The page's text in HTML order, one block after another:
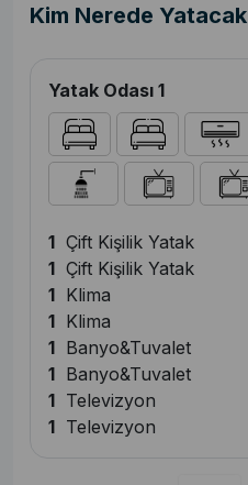
Kim Nerede Yatacak
Yatak Odası 1
1 Çift Kişilik Yatak
1 Çift Kişilik Yatak
1 Klima
1 Klima
1 Banyo&Tuvalet
1 Banyo&Tuvalet
1 Televizyon
1 Televizyon